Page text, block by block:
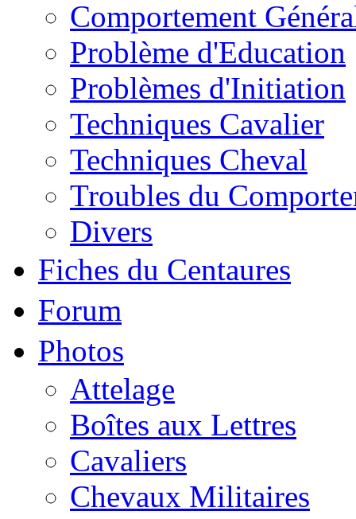
Comportement
Problème d'Education
Problèmes d'Initiation
Techniques Cavalier
Techniques Cheval
Troubles du
Divers
Fiches du Centaures
Forum
Photos
Attelage
Boîtes aux Lettres
Cavaliers
Chevaux Militaires